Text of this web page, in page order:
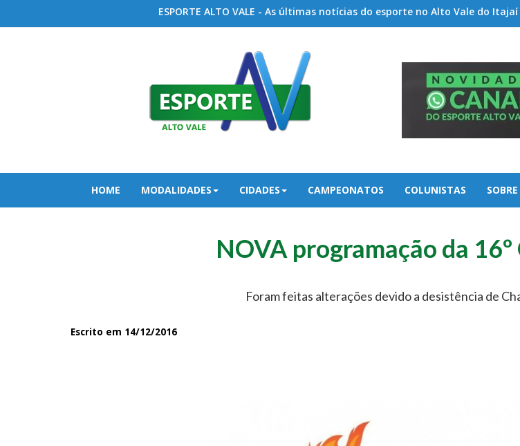
ESPORTE ALTO VALE - As últimas notícias do esporte no Alto Vale do
HOME MODALIDADES CIDADES CAMPEONATOS COLUNISTAS
NOVA programação da 16º
Foram feitas alterações devido a desistência de
Escrito em 14/12/2016